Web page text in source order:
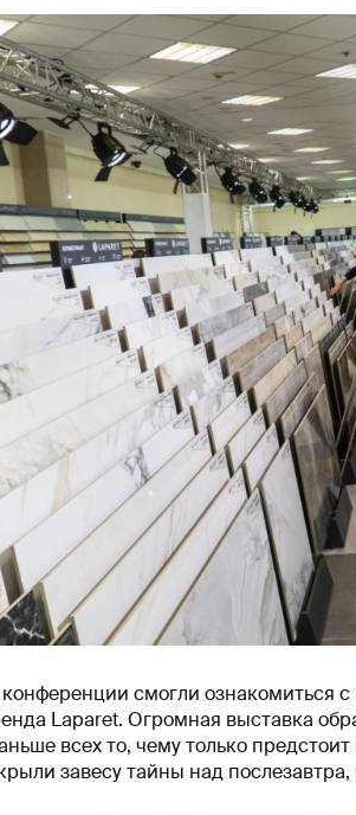
конференции смогли ознакомиться
Laparet. Огромная выставка
всех то, чему только
завесу тайны над